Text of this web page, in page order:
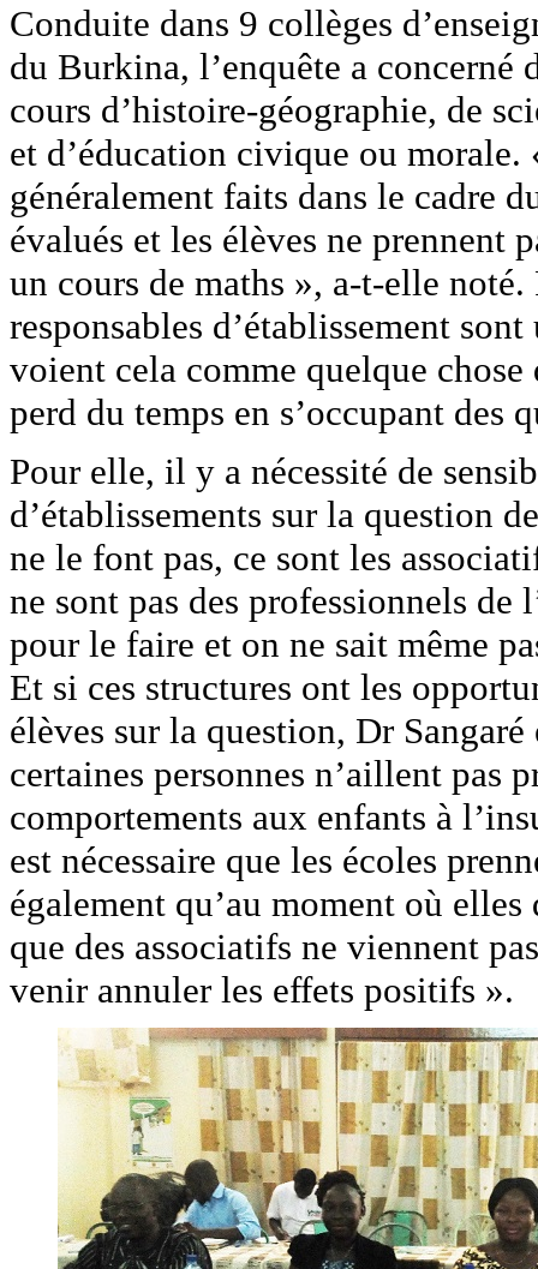
Conduite dans 9 collèges
du Burkina, l’enquête a concerné
cours d’histoire-géographie, de
et d’éducation civique ou morale.
généralement faits dans le cadre
évalués et les élèves ne prennent
un cours de maths », a-t-elle
responsables d’établissement
voient cela comme quelque
perd du temps en s’occupant des
Pour elle, il y a nécessité de
d’établissements sur la question
ne le font pas, ce sont les
ne sont pas des professionnels
pour le faire et on ne sait même
Et si ces structures ont les
élèves sur la question, Dr
certaines personnes n’aillent pas
comportements aux enfants à
est nécessaire que les écoles
également qu’au moment où
que des associatifs ne viennent
venir annuler les effets positifs ».